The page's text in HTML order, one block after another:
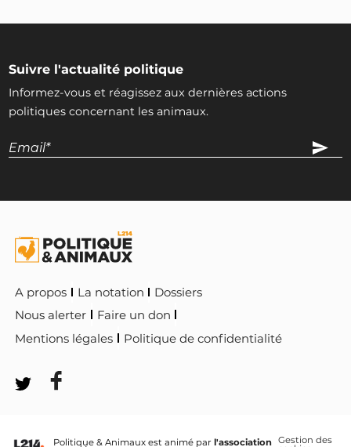
Suivre l'actualité politique
Informez-vous et réagissez aux dernières actions
politiques concernant les animaux.
A propos La notation
Dossiers
Nous alerter
Faire un don
Mentions légales
Politique de confidentialité
Politique & Animaux est animé parl'association Gestion des